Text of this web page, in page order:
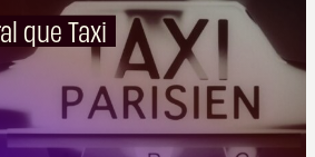
que Taxi